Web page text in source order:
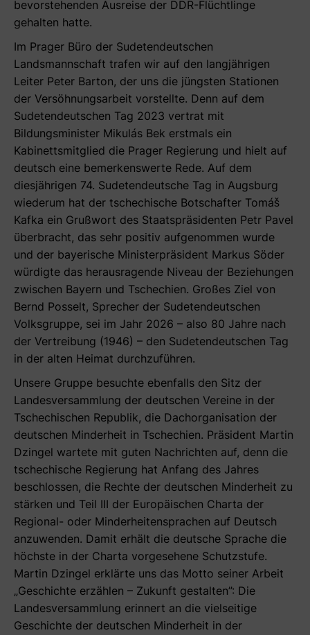
bevorstehenden Ausreise der DDR-Flüchtlinge
gehalten hatte.
Im Prager Büro der Sudetendeutschen
Landsmannschaft trafen wir auf den langjährigen
Leiter Peter Barton, der uns die jüngsten Stationen
der Versöhnungsarbeit vorstellte. Denn auf dem
Sudetendeutschen Tag 2023 vertrat mit
Bildungsminister Mikulás Bek erstmals ein
Kabinettsmitglied die Prager Regierung und hielt auf
deutsch eine bemerkenswerte Rede. Auf dem
diesjährigen 74. Sudetendeutsche Tag in Augsburg
wiederum hat der tschechische Botschafter Tomáš
Kafka ein Grußwort des Staatspräsidenten Petr Pavel
überbracht, das sehr positiv aufgenommen wurde
und der bayerische Ministerpräsident Markus Söder
würdigte das herausragende Niveau der Beziehungen
zwischen Bayern und Tschechien. Großes Ziel von
Bernd Posselt, Sprecher der Sudetendeutschen
Volksgruppe, sei im Jahr 2026 – also 80 Jahre nach
der Vertreibung (1946) – den Sudetendeutschen Tag
in der alten Heimat durchzuführen.
Unsere Gruppe besuchte ebenfalls den Sitz der
Landesversammlung der deutschen Vereine in der
Tschechischen Republik, die Dachorganisation der
deutschen Minderheit in Tschechien. Präsident Martin
Dzingel wartete mit guten Nachrichten auf, denn die
tschechische Regierung hat Anfang des Jahres
beschlossen, die Rechte der deutschen Minderheit zu
stärken und Teil III der Europäischen Charta der
Regional- oder Minderheitensprachen auf Deutsch
anzuwenden. Damit erhält die deutsche Sprache die
höchste in der Charta vorgesehene Schutzstufe.
Martin Dzingel erklärte uns das Motto seiner Arbeit
„Geschichte erzählen – Zukunft gestalten”: Die
Landesversammlung erinnert an die vielseitige
Geschichte der deutschen Minderheit in der